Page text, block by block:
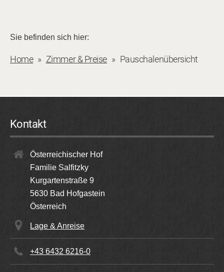
Sie befinden sich hier:
Home Zimmer & Preise Pauschalenübersicht
Kontakt
Österreichischer Hof
Familie Salfitzky
Kurgartenstraße 9
5630 Bad Hofgastein
Österreich
Lage & Anreise
+43 6432 6216-0